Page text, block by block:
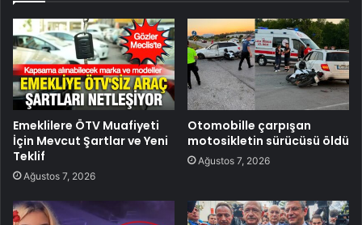
Emeklilere ÖTV Muafiyeti
İçin Mevcut Şartlar ve Yeni
Teklif
Ağustos 7, 2026
Otomobille çarpışan
motosikletin sürücüsü öldü
Ağustos 7, 2026